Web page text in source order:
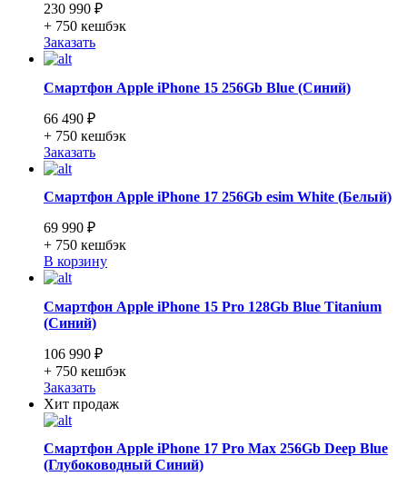
230 990 ₽
+ 750 кешбэк
Заказать
Смартфон Apple iPhone 15 256Gb Blue (Синий)
66 490 ₽
+ 750 кешбэк
Заказать
Смартфон Apple iPhone 17 256Gb esim White (Белый)
69 990 ₽
+ 750 кешбэк
В корзину
Смартфон Apple iPhone 15 Pro 128Gb Blue Titanium
(Синий)
106 990 ₽
+ 750 кешбэк
Заказать
Хит продаж
Смартфон Apple iPhone 17 Pro Max 256Gb Deep Blue
(Глубоководный Синий)